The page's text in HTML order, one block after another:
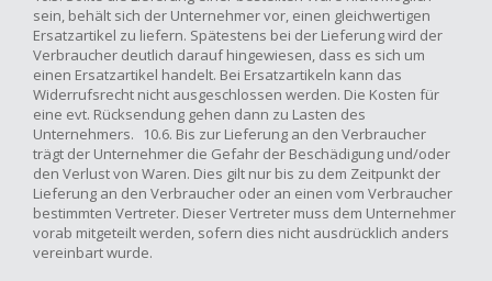
sein, behält sich der Unternehmer vor, einen gleichwertigen
Ersatzartikel zu liefern. Spätestens bei der Lieferung wird der
Verbraucher deutlich darauf hingewiesen, dass es sich um
einen Ersatzartikel handelt. Bei Ersatzartikeln kann das
Widerrufsrecht nicht ausgeschlossen werden. Die Kosten für
eine evt. Rücksendung gehen dann zu Lasten des
Unternehmers. 10.6. Bis zur Lieferung an den Verbraucher
trägt der Unternehmer die Gefahr der Beschädigung und/oder
den Verlust von Waren. Dies gilt nur bis zu dem Zeitpunkt der
Lieferung an den Verbraucher oder an einen vom Verbraucher
bestimmten Vertreter. Dieser Vertreter muss dem Unternehmer
vorab mitgeteilt werden, sofern dies nicht ausdrücklich anders
vereinbart wurde.